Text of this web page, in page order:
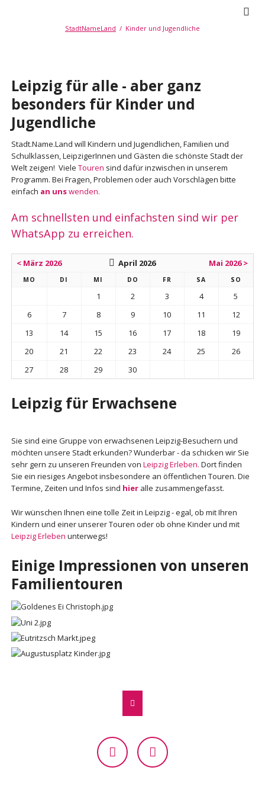
StadtNameLand Kinder und Jugendliche
Leipzig für alle - aber ganz
besonders für Kinder und
Jugendliche
Stadt.Name.Land will Kindern und Jugendlichen, Familien und
Schulklassen, LeipzigerInnen und Gästen die schönste Stadt der
Welt zeigen! Viele Touren sind dafür inzwischen in unserem
Programm. Bei Fragen, Problemen oder auch Vorschlägen bitte
einfach an unswenden.
Am schnellsten und einfachsten sind wir per
WhatsApp zu erreichen.
< März 2026 April 2026 Mai 2026 >
MO DI MI DO FR SA SO
1 2 3 4
5
6
7 8 9 10 11
12
13
14 15 16 17 18
19
20
21 22 23 24 25
26
27
28 29 30
Leipzig für Erwachsene
Sie sind eine Gruppe von erwachsenen Leipzig-Besuchern und
möchten unsere Stadt erkunden? Wunderbar - da schicken wir Sie
sehr gern zu unseren Freunden von Leipzig Erleben. Dort finden
Sie ein riesiges Angebot insbesondere an öffentlichen Touren. Die
Termine, Zeiten und Infos sind hieralle zusammengefasst.
Wir wünschen Ihnen eine tolle Zeit in Leipzig - egal, ob mit Ihren
Kindern und einer unserer Touren oder ob ohne Kinder und mit
Leipzig Erleben unterwegs!
Einige Impressionen von unseren
Familientouren